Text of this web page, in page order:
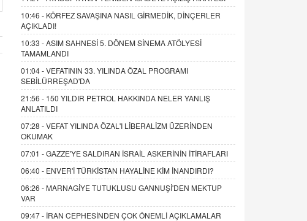
10:46 - KÖRFEZ SAVAŞINA NASIL GİRMEDİK, DİNÇERLER
AÇIKLADI!
10:33 -ASIM SAHNESİ 5. DÖNEM SİNEMA ATÖLYESİ
TAMAMLANDI
01:04 -VEFATININ 33. YILINDA ÖZAL PROGRAMI
SEBİLÜRREŞAD'DA
21:56 - 150 YILDIR PETROL HAKKINDA NELER YANLIŞ
ANLATILDI
07:28 -VEFAT YILINDA ÖZAL'I LİBERALİZM ÜZERİNDEN
OKUMAK
07:01 -GAZZE'YE SALDIRAN İSRAİL ASKERİNİN İTİRAFLARI
06:40 - ENVER'İ TÜRKİSTAN HAYALİNE KİM İNANDIRDI?
06:26 - MARNAGİYE TUTUKLUSU GANNUŞİ'DEN MEKTUP
VAR
09:47 - İRAN CEPHESİNDEN ÇOK ÖNEMLİ AÇIKLAMALAR